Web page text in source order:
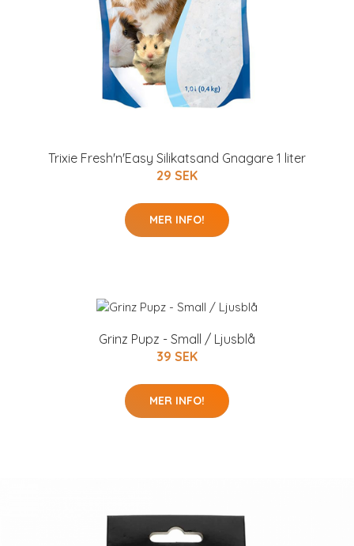
Trixie Fresh'n'Easy Silikatsand Gnagare 1 liter
29 SEK
MER INFO!
Grinz Pupz - Small / Ljusblå
39 SEK
MER INFO!